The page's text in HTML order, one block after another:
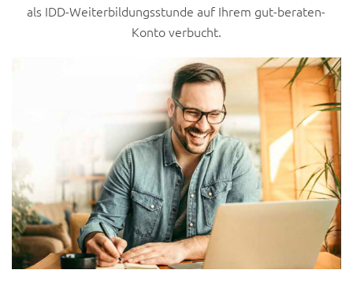
als IDD-Weiterbildungsstunde auf Ihrem gut-beraten-
Konto verbucht.